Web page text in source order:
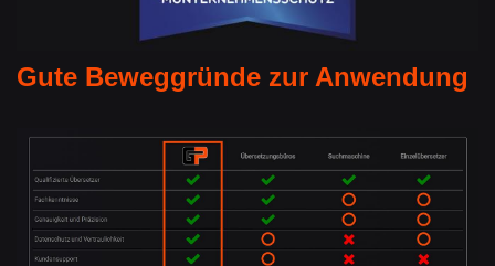
Gute Beweggründe zur Anwendung